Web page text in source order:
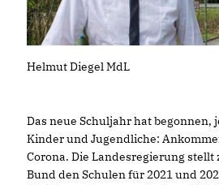
Helmut Diegel MdL
Das neue Schuljahr hat begonnen,
Kinder und Jugendliche:
Corona. Die Landesregierung
Bund den Schulen für 2021 und